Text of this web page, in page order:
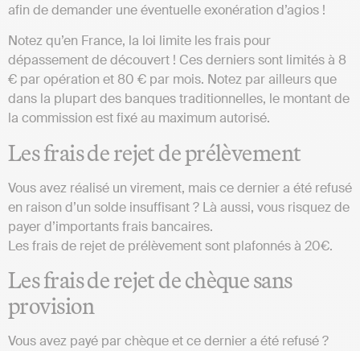
afin de demander une éventuelle exonération d’agios !
Notez qu’en France, la loi limite les frais pour
dépassement de découvert ! Ces derniers sont limités à 8
€ par opération et 80 € par mois. Notez par ailleurs que
dans la plupart des banques traditionnelles, le montant de
la commission est fixé au maximum autorisé.
Les frais de rejet de prélèvement
Vous avez réalisé un virement, mais ce dernier a été refusé
en raison d’un solde insuffisant ? Là aussi, vous risquez de
payer d’importants frais bancaires.
Les frais de rejet de prélèvement sont plafonnés à 20€.
Les frais de rejet de chèque sans
provision
Vous avez payé par chèque et ce dernier a été refusé ?